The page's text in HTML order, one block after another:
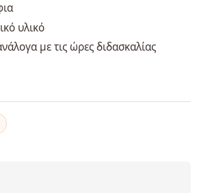
υλικό
με τις ώρες διδασκαλίας